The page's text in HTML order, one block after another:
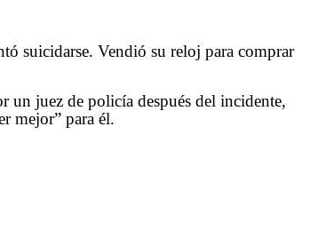
suicidarse. Vendió su reloj para comprar
un juez de policía después del incidente,
mejor” para él.